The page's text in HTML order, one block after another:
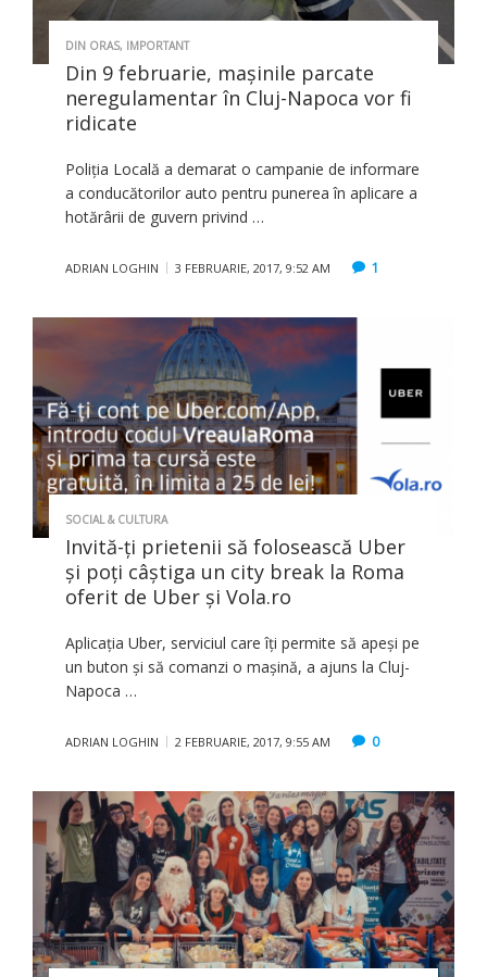
DIN ORAS, IMPORTANT
Din 9 februarie, mașinile parcate
neregulamentar în Cluj-Napoca vor fi
ridicate
Poliția Locală a demarat o campanie de informare
a conducătorilor auto pentru punerea în aplicare a
hotărârii de guvern privind …
ADRIAN LOGHIN 3 FEBRUARIE, 2017, 9:52 AM 1
SOCIAL & CULTURA
Invită-ți prietenii să folosească Uber
și poți câștiga un city break la Roma
oferit de Uber și Vola.ro
Aplicația Uber, serviciul care îți permite să apeși pe
un buton și să comanzi o mașină, a ajuns la Cluj-
Napoca …
ADRIAN LOGHIN 2 FEBRUARIE, 2017, 9:55 AM 0